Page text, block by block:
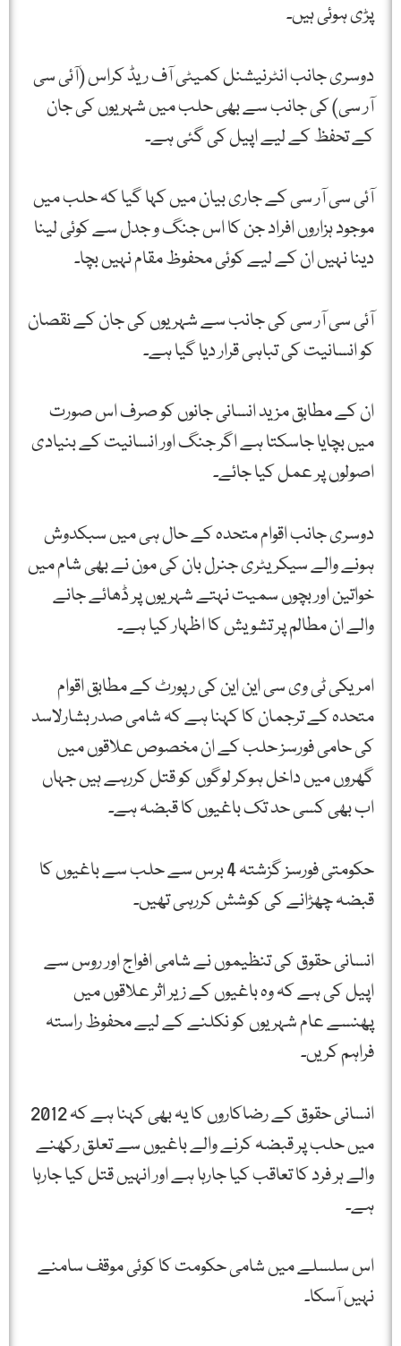
پڑی ہوئی ہیں۔
دوسری جانب انٹرنیشنل کمیٹی آف ریڈ کراس (آئی سی
آر سی) کی جانب سے بھی حلب میں شہریوں کی جان
کے تحفظ کے لیے اپیل کی گئی ہے۔
آئی سی آر سی کے جاری بیان میں کہا گیا کہ حلب میں
موجود ہزاروں افراد جن کا اس جنگ و جدل سے کوئی لینا
دینا نہیں ان کے لیے کوئی محفوظ مقام نہیں بچا۔
آئی سی آر سی کی جانب سے شہریوں کی جان کے نقصان
کو انسانیت کی تباہی قرار دیا گیا ہے۔
ان کے مطابق مزید انسانی جانوں کو صرف اس صورت
میں بچایا جاسکتا ہے اگر جنگ اور انسانیت کے بنیادی
اصولوں پر عمل کیا جائے۔
دوسری جانب اقوام متحدہ کے حال ہی میں سبکدوش
ہونے والے سیکریٹری جنرل بان کی مون نے بھی شام میں
خواتین اور بچوں سمیت نہتے شہریوں پر ڈھائے جانے
والے ان مطالم پر تشویش کا اظہار کیا ہے۔
امریکی ٹی وی سی این این کی رپورٹ کے مطابق اقوام
متحدہ کے ترجمان کا کہنا ہے کہ شامی صدر بشارلاسد
کی حامی فورسز حلب کے ان مخصوص علاقوں میں
گھروں میں داخل ہوکر لوگوں کو قتل کررہے ہیں جہاں
اب بھی کسی حد تک باغیوں کا قبضہ ہے۔
حکومتی فورسز گزشتہ 4 برس سے حلب سے باغیوں کا
قبضہ چھڑانے کی کوشش کررہی تھیں۔
انسانی حقوق کی تنظیموں نے شامی افواج اور روس سے
اپیل کی ہے کہ وہ باغیوں کے زیر اثر علاقوں میں
پھنسے عام شہریوں کو نکلنے کے لیے محفوظ راستہ
فراہم کریں۔
انسانی حقوق کے رضاکاروں کا یہ بھی کہنا ہے کہ 2012
میں حلب پر قبضہ کرنے والے باغیوں سے تعلق رکھنے
والے ہر فرد کا تعاقب کیا جارہا ہے اور انہیں قتل کیا جارہا
ہے۔
اس سلسلے میں شامی حکومت کا کوئی موقف سامنے
نہیں آسکا۔